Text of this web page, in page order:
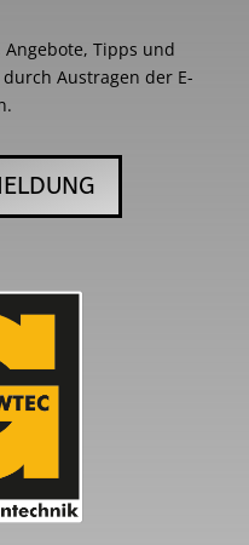
Tipps und
Austragen der E-